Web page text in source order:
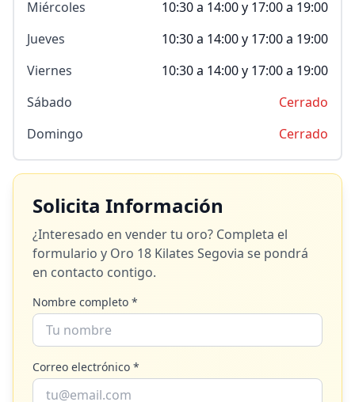
Miércoles
10:30 a 14:00 y 17:00 a 19:00
Jueves
10:30 a 14:00 y 17:00 a 19:00
Viernes
10:30 a 14:00 y 17:00 a 19:00
Sábado
Cerrado
Domingo
Cerrado
Solicita Información
¿Interesado en vender tu oro? Completa el
formulario y Oro 18 Kilates Segovia se pondrá
en contacto contigo.
Nombre completo *
Correo electrónico *